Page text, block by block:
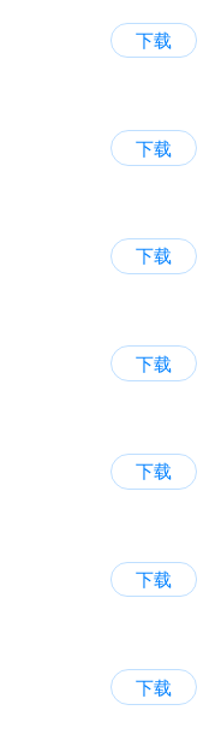
下载
下载
下载
下载
下载
下载
下载